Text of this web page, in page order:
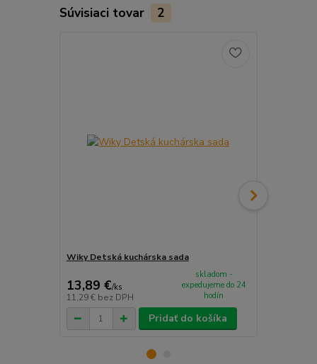
Súvisiaci tovar 2
Wiky Detská kuchárska sada
13,89 €/ks
11,29 € bez DPH
skladom -
expedujeme do 24
hodín
Pridať do košíka